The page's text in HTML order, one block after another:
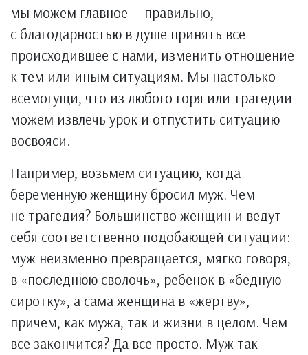
мы можем главное — правильно,
с благодарностью в душе принять все
происходившее с нами, изменить отношение
к тем или иным ситуациям. Мы настолько
всемогущи, что из любого горя или трагедии
можем извлечь урок и отпустить ситуацию
восвояси.
Например, возьмем ситуацию, когда
беременную женщину бросил муж. Чем
не трагедия? Большинство женщин и ведут
себя соответственно подобающей ситуации:
муж неизменно превращается, мягко говоря,
в «последнюю сволочь», ребенок в «бедную
сиротку», а сама женщина в «жертву»,
причем, как мужа, так и жизни в целом. Чем
все закончится? Да все просто. Муж так